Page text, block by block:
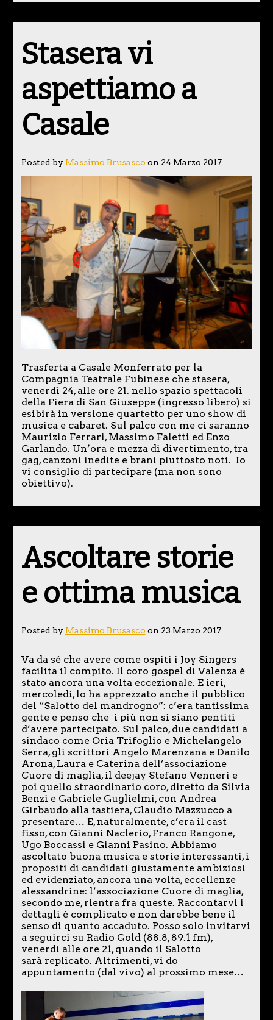
Stasera vi
aspettiamo a
Casale
Posted by Massimo Brusasco on 24 Marzo 2017
Trasferta a Casale Monferrato per la
Compagnia Teatrale Fubinese che stasera,
venerdì 24, alle ore 21. nello spazio spettacoli
della Fiera di San Giuseppe (ingresso libero) si
esibirà in versione quartetto per uno show di
musica e cabaret. Sul palco con me ci saranno
Maurizio Ferrari, Massimo Faletti ed Enzo
Garlando. Un’ora e mezza di divertimento, tra
gag, canzoni inedite e brani piuttosto noti. Io
vi consiglio di partecipare (ma non sono
obiettivo).
Ascoltare storie
e ottima musica
Posted by Massimo Brusasco on 23 Marzo 2017
Va da sé che avere come ospiti i Joy Singers
facilita il compito. Il coro gospel di Valenza è
stato ancora una volta eccezionale. E ieri,
mercoledì, lo ha apprezzato anche il pubblico
del “Salotto del mandrogno”: c’era tantissima
gente e penso che i più non si siano pentiti
d’avere partecipato. Sul palco, due candidati a
sindaco come Oria Trifoglio e Michelangelo
Serra, gli scrittori Angelo Marenzana e Danilo
Arona, Laura e Caterina dell’associazione
Cuore di maglia, il deejay Stefano Venneri e
poi quello straordinario coro, diretto da Silvia
Benzi e Gabriele Guglielmi, con Andrea
Girbaudo alla tastiera, Claudio Mazzucco a
presentare… E, naturalmente, c’era il cast
fisso, con Gianni Naclerio, Franco Rangone,
Ugo Boccassi e Gianni Pasino. Abbiamo
ascoltato buona musica e storie interessanti, i
propositi di candidati giustamente ambiziosi
ed evidenziato, ancora una volta, eccellenze
alessandrine: l’associazione Cuore di maglia,
secondo me, rientra fra queste. Raccontarvi i
dettagli è complicato e non darebbe bene il
senso di quanto accaduto. Posso solo invitarvi
a seguirci su Radio Gold (88.8, 89.1 fm),
venerdì alle ore 21, quando il Salotto
sarà replicato. Altrimenti, vi do
appuntamento (dal vivo) al prossimo mese…